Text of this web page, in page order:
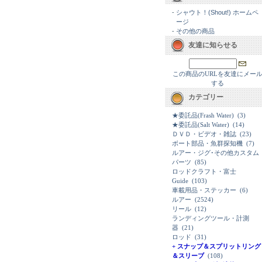
- シャウト！(Shout!) ホームペ
ージ
- その他の商品
友達に知らせる
この商品のURLを友達にメール
する
カテゴリー
★委託品(Frash Water) (3)
★委託品(Salt Water) (14)
ＤＶＤ・ビデオ・雑誌 (23)
ボート部品・魚群探知機 (7)
ルアー・ジグ･その他カスタム
パーツ (85)
ロッドクラフト・富士
Guide (103)
車載用品・ステッカー (6)
ルアー (2524)
リール (12)
ランディングツール・計測
器 (21)
ロッド (31)
+ スナップ＆スプリットリング
＆スリーブ(108)